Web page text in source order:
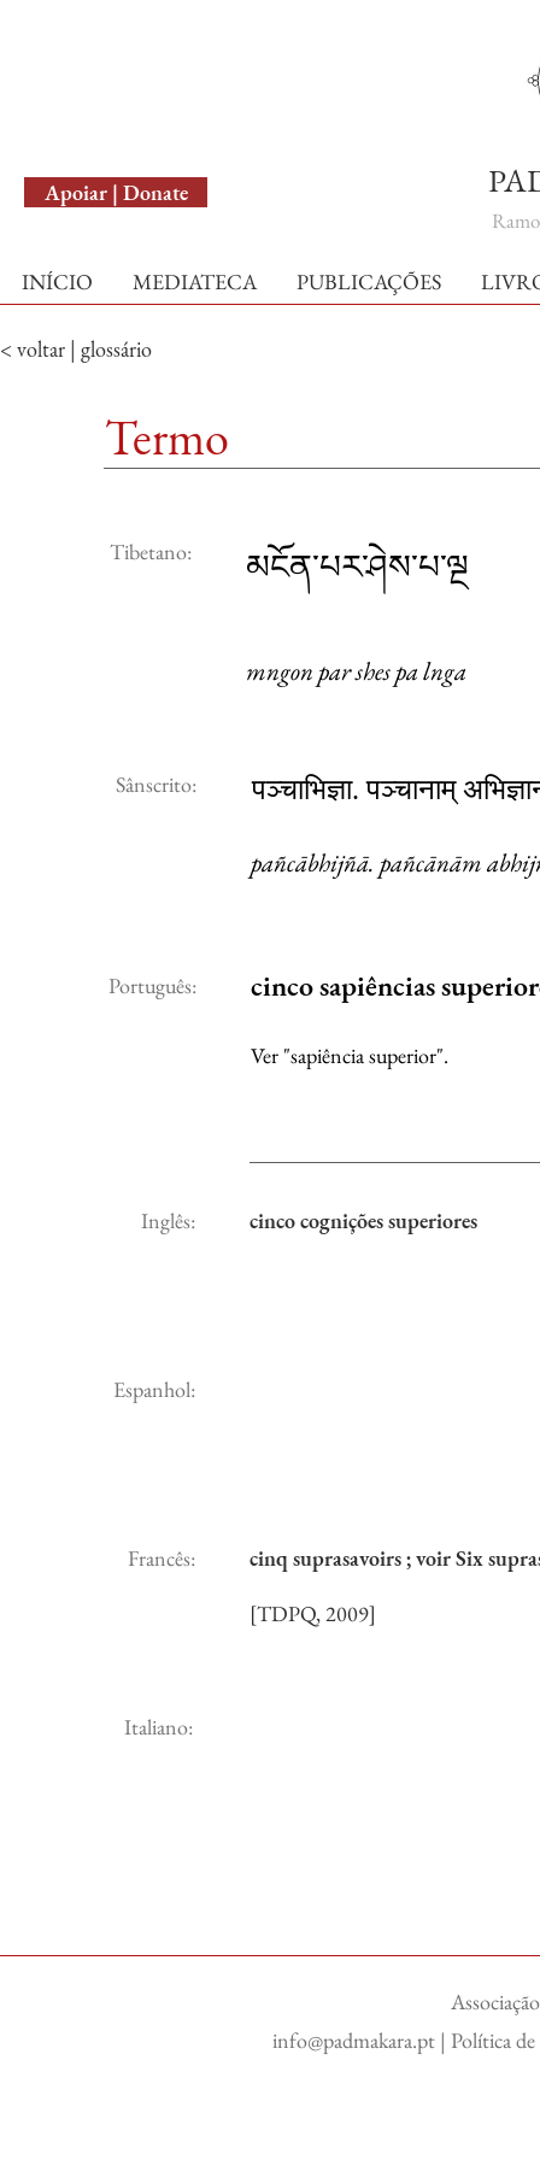
Apoiar | Donate
INÍCIO MEDIATECA PUBLICAÇÕES
< voltar | glossário
Termo
Tibetano: མངོན་པར་ཤེས་པ་ལྔ
mngon par shes pa lnga
Sânscrito: पञ्चाभिज्ञा. पञ्चानाम्
pañcābhijñā. pañcānām
Português: cinco sapiências
Ver "sapiência superior".
Inglês: cinco cognições superiores
Espanhol:
Francês:
cinq suprasavoirs ; voir Six
[TDPQ, 2009]
Italiano:
info@padmakara.pt | Política